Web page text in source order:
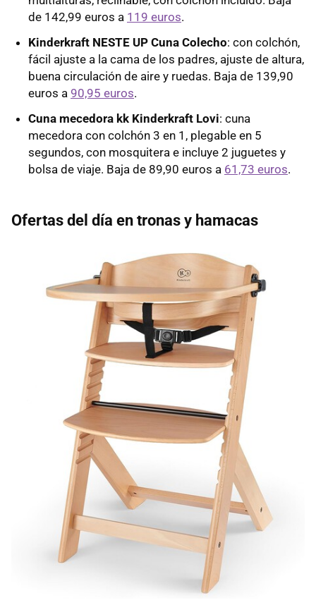
de 142,99 euros a 119 euros.
Kinderkraft NESTE UP Cuna Colecho: con colchón,
fácil ajuste a la cama de los padres, ajuste de altura,
buena circulación de aire y ruedas. Baja de 139,90
euros a 90,95 euros.
Cuna mecedora kk Kinderkraft Lovi: cuna
mecedora con colchón 3 en 1, plegable en 5
segundos, con mosquitera e incluye 2 juguetes y
bolsa de viaje. Baja de 89,90 euros a 61,73 euros.
Ofertas del día en tronas y hamacas